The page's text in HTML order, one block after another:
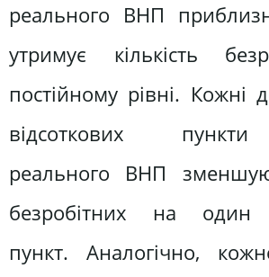
реального ВНП
утримує кількість
постійному рівні. Кожні
відсоткових
реального ВНП
безробітних на один
пункт. Аналогічно,